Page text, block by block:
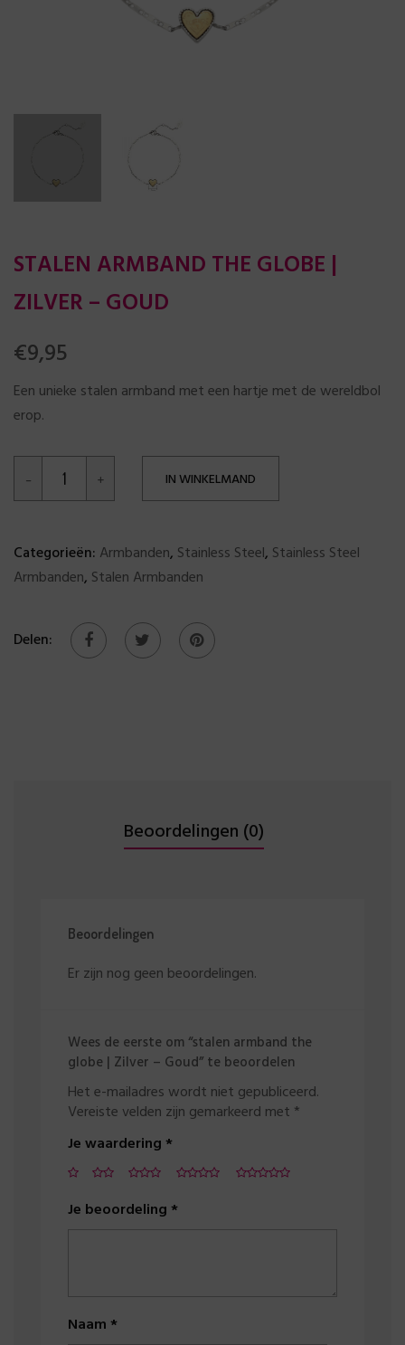
STALEN ARMBAND THE GLOBE |
ZILVER – GOUD
€9,95
Een unieke stalen armband met een hartje met de wereldbol
erop.
IN WINKELMAND
Categorieën: Armbanden, Stainless Steel, Stainless Steel
Armbanden, Stalen Armbanden
Delen:
Beoordelingen (0)
Beoordelingen
Er zijn nog geen beoordelingen.
Wees de eerste om “stalen armband the
globe | Zilver – Goud” te beoordelen
Het e-mailadres wordt niet gepubliceerd.
Vereiste velden zijn gemarkeerd met *
Je waardering*
Je beoordeling*
Naam*